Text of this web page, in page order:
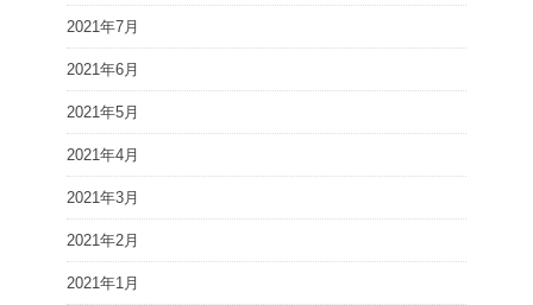
2021年7月
2021年6月
2021年5月
2021年4月
2021年3月
2021年2月
2021年1月